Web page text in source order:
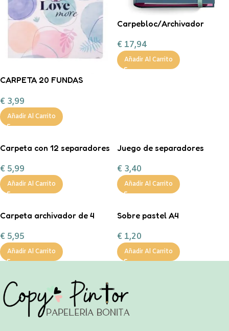
CARPETA 20 FUNDAS
€ 3,99
Añadir Al Carrito
Carpebloc/Archivador
Purple
€ 17,94
Añadir Al Carrito
Carpeta con 12 separadores
€ 5,99
Añadir Al Carrito
Juego de separadores
€ 3,40
Añadir Al Carrito
Carpeta archivador de 4
€ 5,95
Añadir Al Carrito
Sobre pastel A4
€ 1,20
Añadir Al Carrito